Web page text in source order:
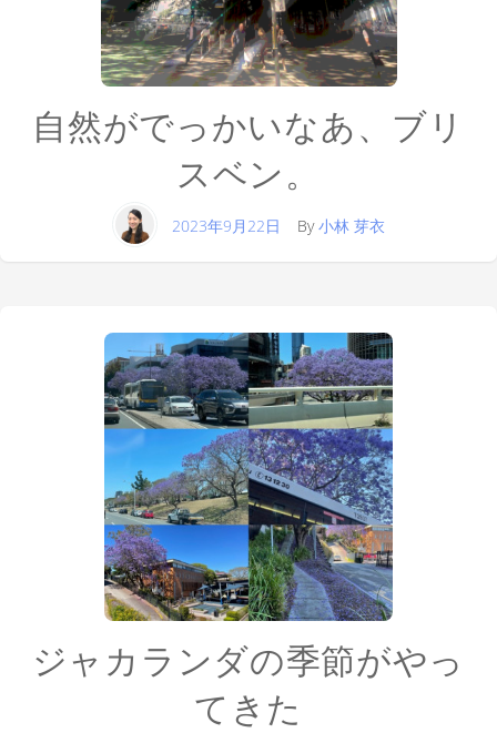
自然がでっかいなあ、ブリ
スベン。
2023年9月22日 By小林 芽衣
ジャカランダの季節がやっ
てきた